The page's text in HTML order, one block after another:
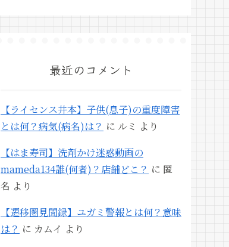
最近のコメント
【ライセンス井本】子供(息子)の重度障害
とは何？病気(病名)は？ に ルミ より
【はま寿司】洗剤かけ迷惑動画の
mameda134誰(何者)？店舗どこ？ に 匿
名 より
【遷移圏見聞録】ユガミ警報とは何？意味
は？ に カムイ より